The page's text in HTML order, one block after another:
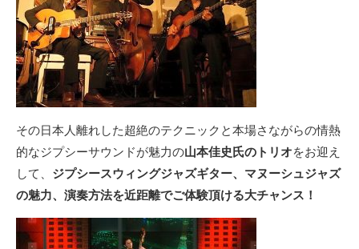
その日本人離れした超絶のテクニックと本場さながらの情熱
的なジプシーサウンドが魅力の山本佳史氏のトリオをお迎え
して、 ジプシースウィングジャズギター、マヌーシュジャズ
の魅力、演奏方法を近距離でご体験頂ける大チャンス！